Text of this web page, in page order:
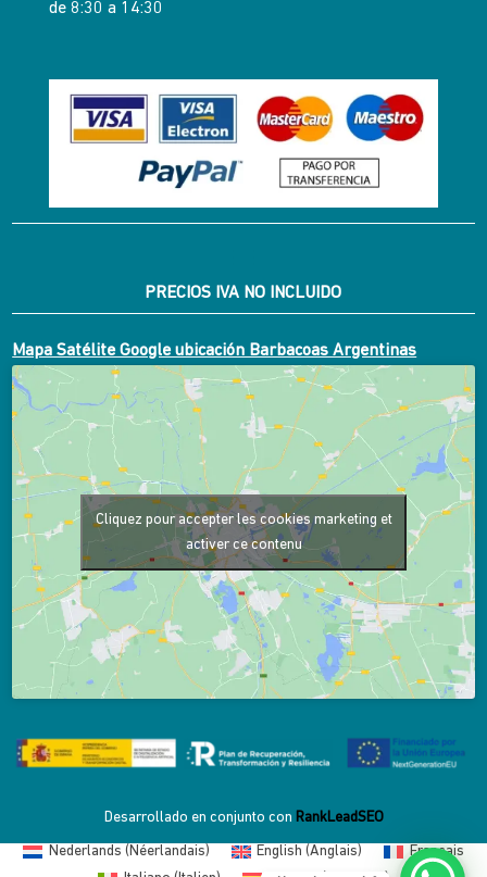
de 8:30 a 14:30
PRECIOS IVA NO INCLUIDO
Mapa Satélite Google ubicación Barbacoas Argentinas
Cliquez pour accepter les cookies marketing et
activer ce contenu
Desarrollado en conjunto con RankLeadSEO
Nederlands ( Néerlandais) English (Anglais)
Français